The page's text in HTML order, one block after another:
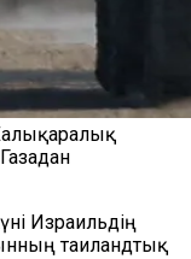
Израильдің
таиландтық